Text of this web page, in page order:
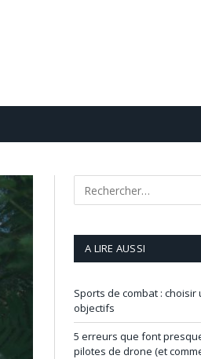
A LIRE AUSSI
Sports de combat :
objectifs
5 erreurs que font
pilotes de drone (et